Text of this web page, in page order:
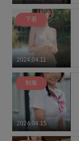
2024.04.11
下着
2024.04.15
制服